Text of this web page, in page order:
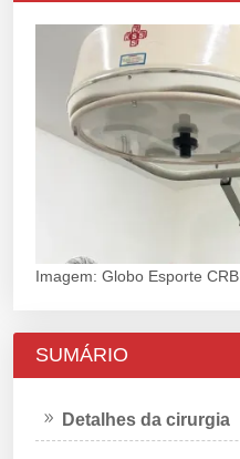
Imagem: Globo Esporte CRB
SUMÁRIO
Detalhes da cirurgia